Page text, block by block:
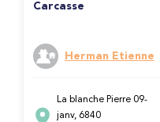
Carcasse
Herman Etienne
La blanche Pierre 09-
janv, 6840